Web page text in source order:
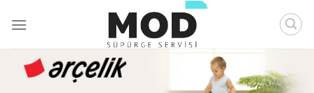
atla